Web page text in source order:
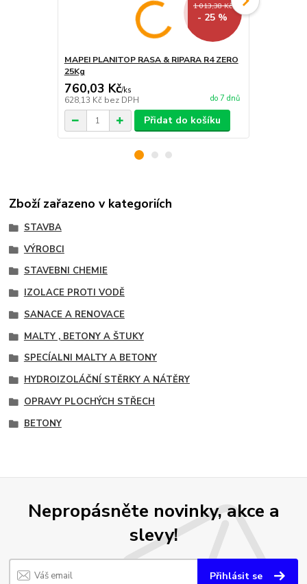
1 013,38 Kč
- 25 %
MAPEI PLANITOP RASA & RIPARA R4 ZERO
25Kg
760,03 Kč/ks
628,13 Kč bez DPH do 7 dnů
Přidat do košíku
Zboží zařazeno v kategoriích
STAVBA
VÝROBCI
STAVEBNI CHEMIE
IZOLACE PROTI VODĚ
SANACE A RENOVACE
MALTY , BETONY A ŠTUKY
SPECÍALNI MALTY A BETONY
HYDROIZOLÁČNÍ STĚRKY A NÁTĚRY
OPRAVY PLOCHÝCH STŘECH
BETONY
Nepropásněte novinky, akce a
slevy!
Přihlásit se